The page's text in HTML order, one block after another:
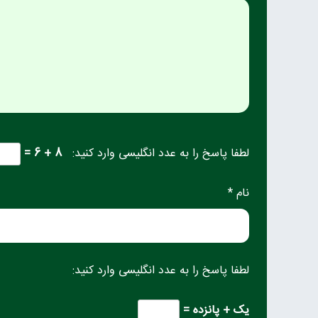
لطفا پاسخ را به عدد انگلیسی وارد کنید: 8 + 6 =
نام *
لطفا پاسخ را به عدد انگلیسی وارد کنید:
یک + پانزده =